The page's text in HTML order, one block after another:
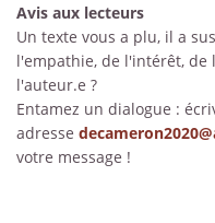
Avis aux lecteurs
Un texte vous a plu, il a
l'empathie, de l'intérêt, de
l'auteur.e ?
Entamez un dialogue :
adresse
votre message !